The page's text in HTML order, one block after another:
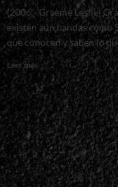
(2006 - Graeme Leslie)
existen aún bandas como
que conocen y saben lo
Leer más Read
more
about
<small>Stairway:
The
Other
Side
Of
Midnight<span>
|